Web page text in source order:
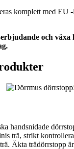
komplett med
och
handsnidade
trä, strikt
Äkta trädörrstopp